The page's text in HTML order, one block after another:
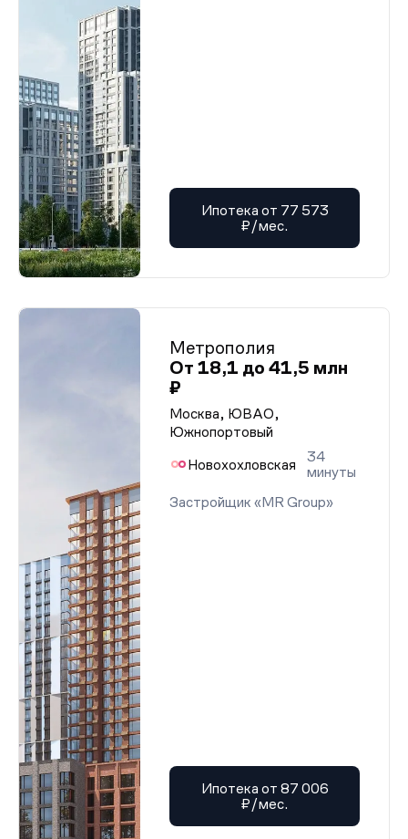
Ипотека от 77 573
₽/мес.
Метрополия
От 18,1 до 41,5 млн
₽
Москва, ЮВАО,
Южнопортовый
Новохохловская
34
минуты
Застройщик «MR Group»
Ипотека от 87 006
₽/мес.